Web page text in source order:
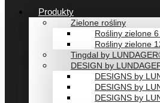
Produkty
Zielone rośliny
Rośliny zielone
Rośliny zielone
Tingdal by
DESIGN by
DESIGNS by
DESIGNS by
DESIGNS by